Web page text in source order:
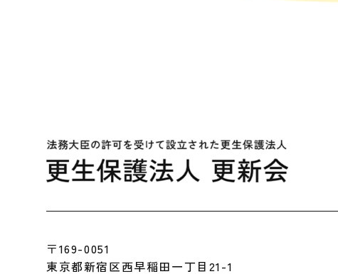
〒169-0051
東京都新宿区西早稲田一丁目21-1